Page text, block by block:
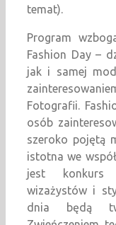
temat).
Program
Fashion Day –
jak i samej
Fotografii.
osób
szeroko pojętą
istotna we
jest konkurs
wizażystów i
dnia będą